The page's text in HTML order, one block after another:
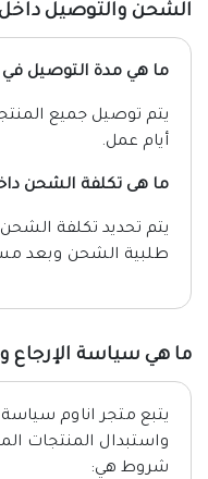
الشحن والتوصيل داخل
ما هي مدة التوصيل في
أيام عمل.
ما هى تكلفة الشحن
يتم تحديد تكلفة
طلبية الشحن وبعد
ما هي سياسة الإرجاع
يتبع متجر اناوم
واستبدال المنتجات
شروط هي: